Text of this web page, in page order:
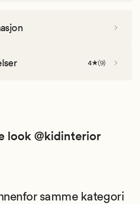
4 (9)
look @kidinterior
samme kategori